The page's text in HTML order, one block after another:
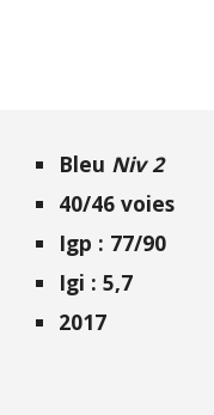
Bleu Niv 2
40/46 voies
Igp : 77/90
Igi : 5,7
2017